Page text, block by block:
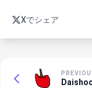
Xでシェア